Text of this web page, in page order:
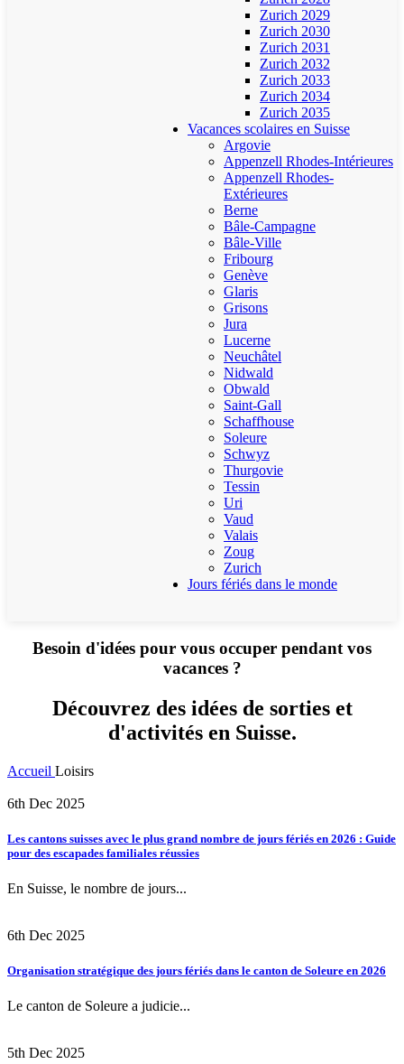
Zurich 2029
Zurich 2030
Zurich 2031
Zurich 2032
Zurich 2033
Zurich 2034
Zurich 2035
Vacances scolaires en Suisse
Argovie
Appenzell Rhodes-Intérieures
Appenzell Rhodes-
Extérieures
Berne
Bâle-Campagne
Bâle-Ville
Fribourg
Genève
Glaris
Grisons
Jura
Lucerne
Neuchâtel
Nidwald
Obwald
Saint-Gall
Schaffhouse
Soleure
Schwyz
Thurgovie
Tessin
Uri
Vaud
Valais
Zoug
Zurich
Jours fériés dans le monde
Besoin d'idées pour vous occuper pendant vos
vacances ?
Découvrez des idées de sorties et
d'activités en Suisse.
Accueil Loisirs
6th Dec 2025
Les cantons suisses avec le plus grand nombre de jours fériés en 2026 : Guide
pour des escapades familiales réussies
En Suisse, le nombre de jours...
6th Dec 2025
Organisation stratégique des jours fériés dans le canton de Soleure en 2026
Le canton de Soleure a judicie...
5th Dec 2025